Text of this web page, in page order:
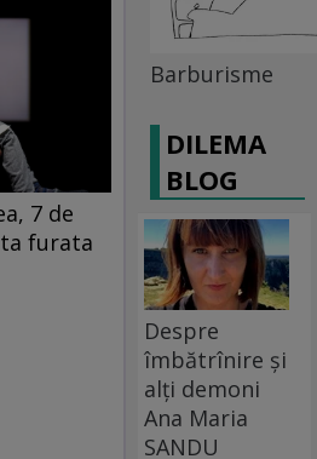
7 de
furata
Barburisme
DILEMA
BLOG
Despre
îmbătrînire și
alți demoni
Ana Maria
SANDU